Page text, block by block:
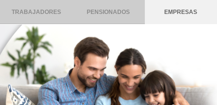
TRABAJADORES PENSIONADOS EMPRESAS